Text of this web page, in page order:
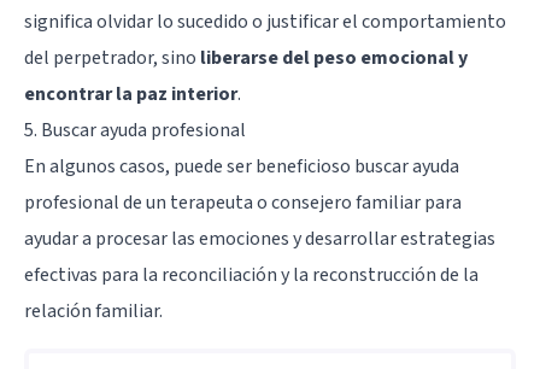
significa olvidar lo sucedido o justificar el comportamiento
del perpetrador, sino liberarse del peso emocional y
encontrar la paz interior.
5. Buscar ayuda profesional
En algunos casos, puede ser beneficioso buscar ayuda
profesional de un terapeuta o consejero familiar para
ayudar a procesar las emociones y desarrollar estrategias
efectivas para la reconciliación y la reconstrucción de la
relación familiar.